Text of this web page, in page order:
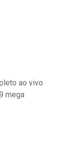
ao vivo
mega